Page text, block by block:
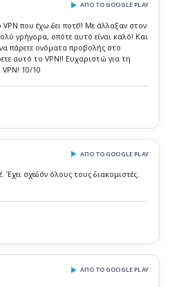
ΑΠΌ ΤΟ GOOGLE PLAY
VPN που έχω δει ποτέ!! Με άλλαξαν στον
γρήγορα, οπότε αυτό είναι καλό! Και
να πάρετε ονόματα προβολής στο
αυτό το VPN!! Ευχαριστώ για τη
10/10
ΑΠΌ ΤΟ GOOGLE PLAY
Έχει σχεδόν όλους τους διακομιστές.
ΑΠΌ ΤΟ GOOGLE PLAY